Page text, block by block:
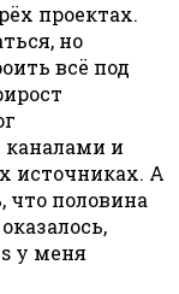
проектах.
но
всё под
и
источниках. А
что половина
у меня